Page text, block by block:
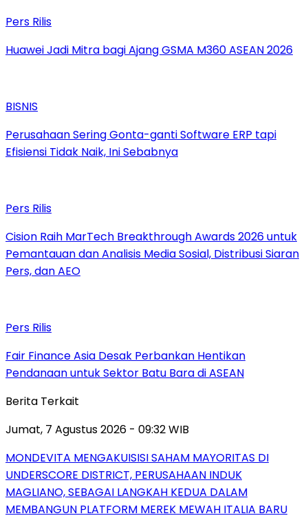
Pers Rilis
Huawei Jadi Mitra bagi Ajang GSMA M360 ASEAN 2026
BISNIS
Perusahaan Sering Gonta-ganti Software ERP tapi
Efisiensi Tidak Naik, Ini Sebabnya
Pers Rilis
Cision Raih MarTech Breakthrough Awards 2026 untuk
Pemantauan dan Analisis Media Sosial, Distribusi Siaran
Pers, dan AEO
Pers Rilis
Fair Finance Asia Desak Perbankan Hentikan
Pendanaan untuk Sektor Batu Bara di ASEAN
Berita Terkait
Jumat, 7 Agustus 2026 - 09:32 WIB
MONDEVITA MENGAKUISISI SAHAM MAYORITAS DI
UNDERSCORE DISTRICT, PERUSAHAAN INDUK
MAGLIANO, SEBAGAI LANGKAH KEDUA DALAM
MEMBANGUN PLATFORM MEREK MEWAH ITALIA BARU